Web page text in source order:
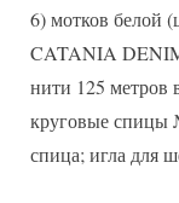
6) мотков белой
CATANIA
нити 125
круговые спицы
спица; игла для